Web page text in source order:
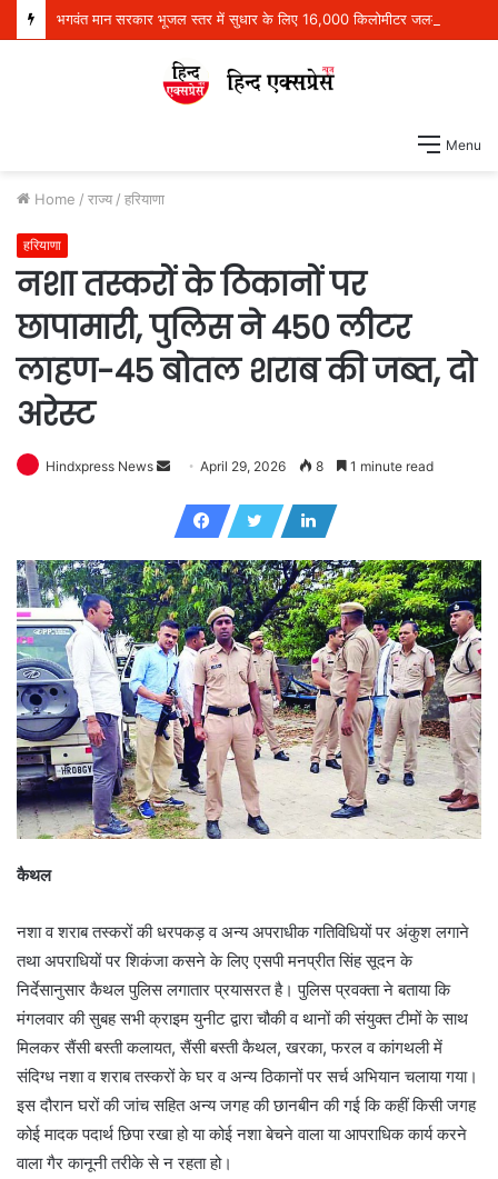
Menu
Home / राज्य / हरियाणा
हरियाणा
नशा तस्करों के ठिकानों पर
छापामारी, पुलिस ने 450 लीटर
लाहण-45 बोतल शराब की जब्त, दो
अरेस्ट
Hindxpress News
a
n
e
m
a
i
l
April 29, 2026 8 1 minute read
कैथल
नशा व शराब तस्करों की धरपकड़ व अन्य अपराधीक गतिविधियों पर अंकुश लगाने
तथा अपराधियों पर शिकंजा कसने के लिए एसपी मनप्रीत सिंह सूदन के
निर्देसानुसार कैथल पुलिस लगातार प्रयासरत है। पुलिस प्रवक्ता ने बताया कि
मंगलवार की सुबह सभी क्राइम युनीट द्वारा चौकी व थानों की संयुक्त टीमों के साथ
मिलकर सैंसी बस्ती कलायत, सैंसी बस्ती कैथल, खरका, फरल व कांगथली में
संदिग्ध नशा व शराब तस्करों के घर व अन्य ठिकानों पर सर्च अभियान चलाया गया।
इस दौरान घरों की जांच सहित अन्य जगह की छानबीन की गई कि कहीं किसी जगह
कोई मादक पदार्थ छिपा रखा हो या कोई नशा बेचने वाला या आपराधिक कार्य करने
वाला गैर कानूनी तरीके से न रहता हो।